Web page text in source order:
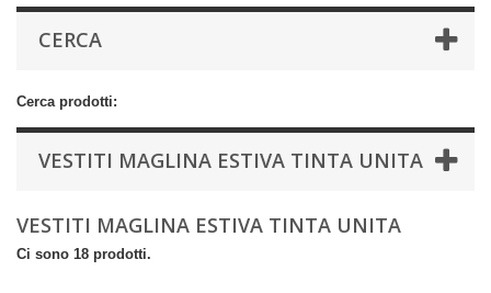
CERCA
Cerca prodotti:
VESTITI MAGLINA ESTIVA TINTA UNITA
VESTITI MAGLINA ESTIVA TINTA UNITA
Ci sono 18 prodotti.